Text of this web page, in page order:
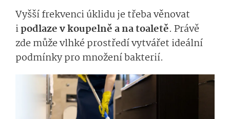
Vyšší frekvenci úklidu je třeba věnovat
ipodlaze v koupelně a na toaletě. Právě
zde může vlhké prostředí vytvářet ideální
podmínky pro množení bakterií.